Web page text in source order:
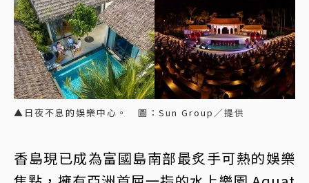
▲日夜不息的娛樂中心。 圖：Sun Group／提供
香島現已成為富國島南部最炙手可熱的娛樂